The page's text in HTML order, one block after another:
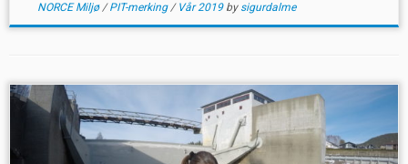
NORCE Miljø/PIT-merking/ Vår 2019 by sigurdalme